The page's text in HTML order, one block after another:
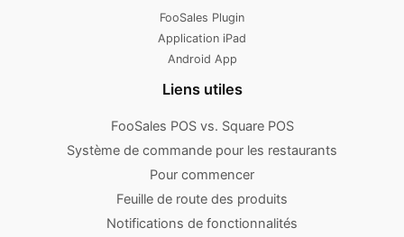
FooSales Plugin
Application iPad
Android App
Liens utiles
FooSales POS vs. Square POS
Système de commande pour les restaurants
Pour commencer
Feuille de route des produits
Notifications de fonctionnalités